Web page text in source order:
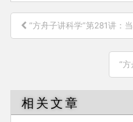
文
章
“方舟子讲科学”第281讲：
“
相关文章